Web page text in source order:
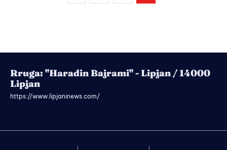
Rruga: "Haradin Bajrami" - Lipjan / 14000
Lipjan
https://www.lipjaninews.com/